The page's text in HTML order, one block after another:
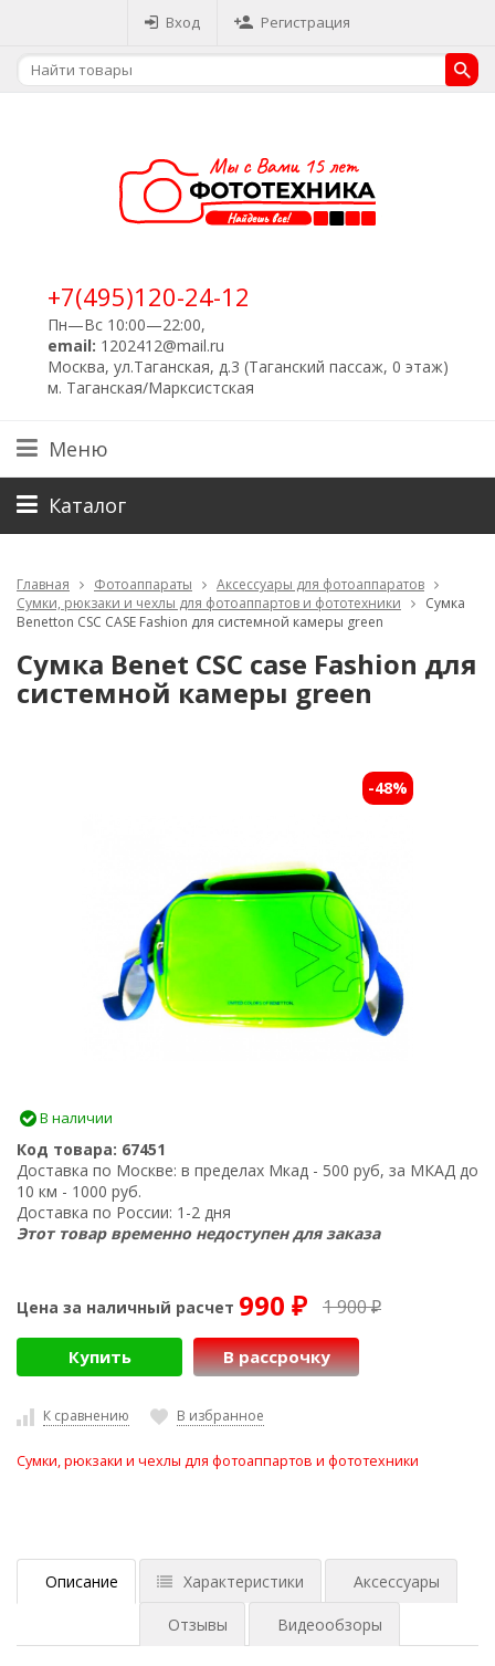
Вход Регистрация
+7(495)120-24-12
Пн—Вс 10:00—22:00,
email: 1202412@mail.ru
Москва, ул.Таганская, д.3 (Таганский пассаж, 0 этаж)
м. Таганская/Марксистская
Меню
Каталог
Главная Фотоаппараты
Аксессуары для фотоаппаратов
Сумки, рюкзаки и чехлы для фотоаппартов и фототехники
Сумка
Benetton CSC CASE Fashion для системной камеры green
Сумка Benet CSC case Fashion для
системной камеры green
-48%
В наличии
Код товара: 67451
Доставка по Москве: в пределах Мкад - 500 руб, за МКАД до
10 км - 1000 руб.
Доставка по России: 1-2 дня
Этот товар временно недоступен для заказа
Цена за наличный расчет 990 ₽ 1 900₽
Купить В рассрочку
К сравнению В избранное
Сумки, рюкзаки и чехлы для фотоаппартов и фототехники
Описание Характеристики Аксессуары
Отзывы Видеообзоры